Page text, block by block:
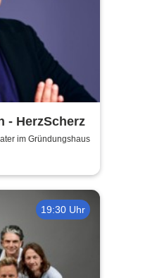
- HerzScherz
im Gründungshaus
19:30 Uhr